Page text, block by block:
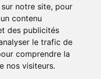
notre site, pour
contenu
des publicités
le trafic de
comprendre la
nos visiteurs.